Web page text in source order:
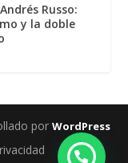
Russo:
y la doble
por WordPress